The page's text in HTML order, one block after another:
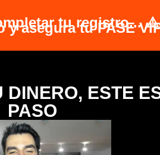
tu registro... ⚠️
y asegura tu PASE
ESTE
PASO